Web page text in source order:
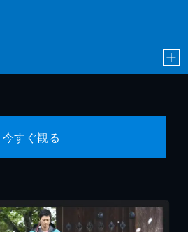
今すぐ観る